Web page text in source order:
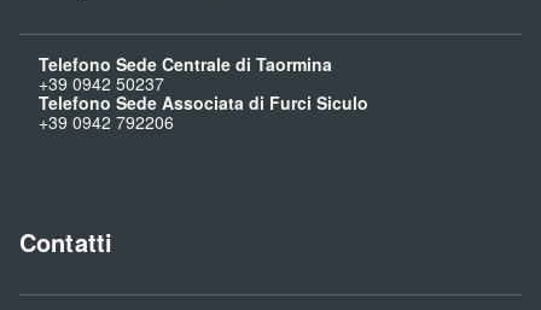
Telefono Sede Centrale di Taormina
+39 0942 50237
Telefono Sede Associata di Furci Siculo
+39 0942 792206
Contatti